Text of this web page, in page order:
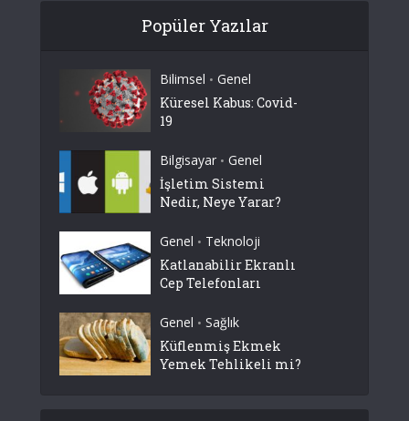
Popüler Yazılar
Bilimsel • Genel
Küresel Kabus: Covid-
19
Bilgisayar • Genel
İşletim Sistemi
Nedir, Neye Yarar?
Genel • Teknoloji
Katlanabilir Ekranlı
Cep Telefonları
Genel • Sağlık
Küflenmiş Ekmek
Yemek Tehlikeli mi?